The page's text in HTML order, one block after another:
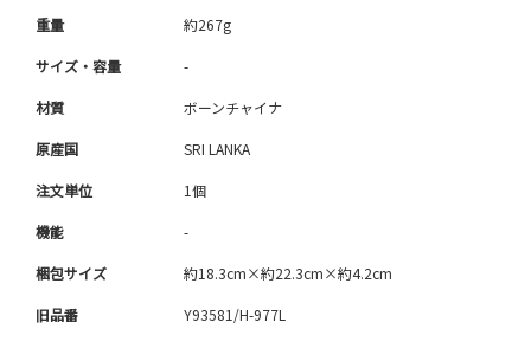
重量 約267g
サイズ・容量 -
材質 ボーンチャイナ
原産国 SRI LANKA
注文単位 1個
機能 -
梱包サイズ 約18.3cm×約22.3cm×約4.2cm
旧品番 Y93581/H-977L